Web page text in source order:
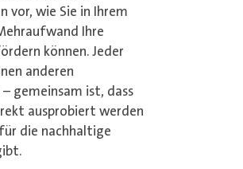
vor, wie Sie in Ihrem
Ihre
können. Jeder
anderen
gemeinsam ist, dass
ausprobiert werden
die nachhaltige